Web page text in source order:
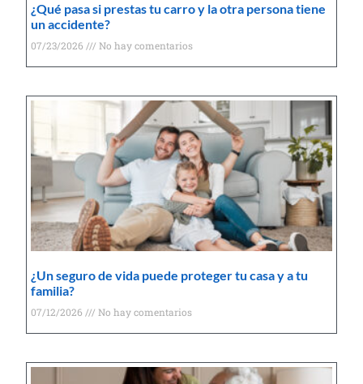
¿Qué pasa si prestas tu carro y la otra persona tiene
un accidente?
07/23/2026 No hay comentarios
¿Un seguro de vida puede proteger tu casa y a tu
familia?
07/12/2026 No hay comentarios